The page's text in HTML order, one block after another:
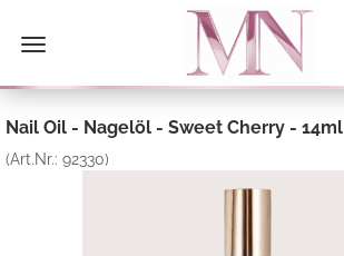
Nail Oil - Nagelöl - Sweet Cherry - 14ml
(Art.Nr.: 92330)